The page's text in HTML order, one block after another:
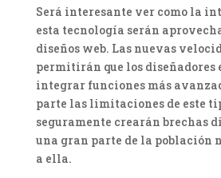
Será interesante ver como la
esta tecnología serán
diseños web. Las nuevas
permitirán que los diseñadores
integrar funciones más
parte las limitaciones de este
seguramente crearán brechas
una gran parte de la población
a ella.